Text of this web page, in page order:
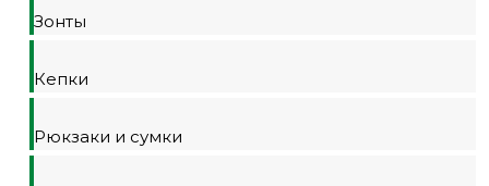
Зонты
Кепки
Рюкзаки и сумки